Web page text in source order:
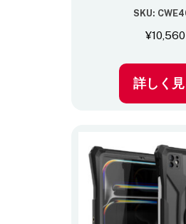
SKU:
¥10,560
詳しく